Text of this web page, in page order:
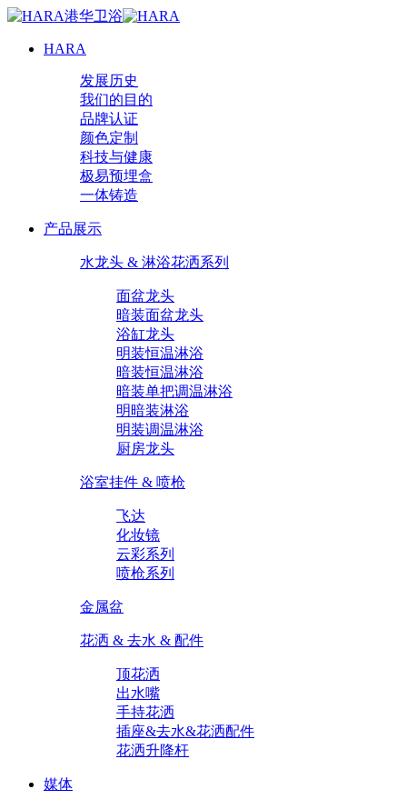
HARA
发展历史
我们的目的
品牌认证
颜色定制
科技与健康
极易预埋盒
一体铸造
产品展示
水龙头 & 淋浴花洒系列
面盆龙头
暗装面盆龙头
浴缸龙头
明装恒温淋浴
暗装恒温淋浴
暗装单把调温淋浴
明暗装淋浴
明装调温淋浴
厨房龙头
浴室挂件 & 喷枪
飞达
化妆镜
云彩系列
喷枪系列
金属盆
花洒 & 去水 & 配件
顶花洒
出水嘴
手持花洒
插座&去水&花洒配件
花洒升降杆
媒体